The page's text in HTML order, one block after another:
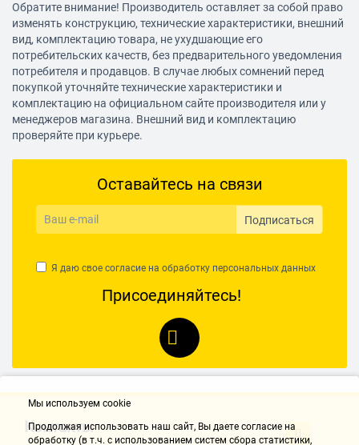
Обратите внимание! Производитель оставляет за собой право
изменять конструкцию, технические характеристики, внешний
вид, комплектацию товара, не ухудшающие его
потребительских качеств, без предварительного уведомления
потребителя и продавцов. В случае любых сомнений перед
покупкой уточняйте технические характеристики и
комплектацию на официальном сайте производителя или у
менеджеров магазина. Внешний вид и комплектацию
проверяйте при курьере.
Оставайтесь на связи
Подписаться
Я даю свое согласие на обработку персональных данных
Присоединяйтесь!
Контакты
Мы используем cookie
Продолжая использовать наш cайт, Вы даете согласие на
обработку (в т.ч. с использованием систем сбора статистики,